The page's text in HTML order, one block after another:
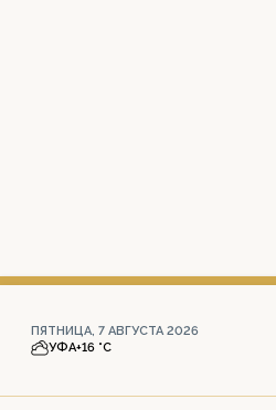
ПЯТНИЦА, 7 АВГУСТА 2026
УФА+16 °С